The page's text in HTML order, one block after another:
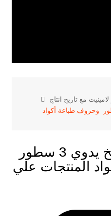
مع تاريخ انتاج
تاريخ يدوي 3 سطور وحروف طباعة أكواد
ماكينة طباعة تاريخ يدوي 3 سطور
المنتجات علي